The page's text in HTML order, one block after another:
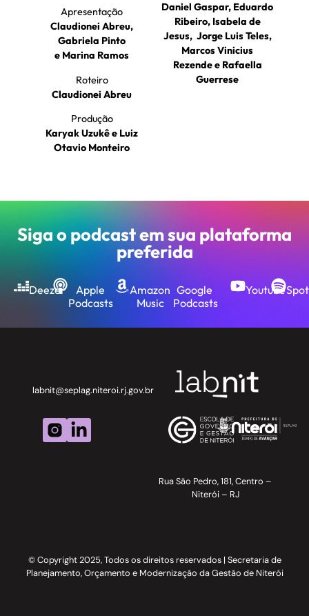
Apresentação
Claudionei Abreu,
Gabriela Pinto
e Marina Ramos
Roteiro
Claudionei Abreu
Produção
Karyak Uzukê e Luiz
Otavio Monteiro
Daniel Gaspar, Eduardo
Ribeiro, Isabela de
Jesus, Jorge Luis Teles,
Marcos Vinicius
Rezende e Rafaella
Guerrese
Siga o podcast em sua plataforma
preferida
Deezer
Apple
Podcasts
Amazon
Music
Google
Podcasts
Youtube
Rua São Pedro, 181, Centro –
Niterói – RJ
labnit@seplag.niteroi.rj.gov.br
© Copyright 2025, Todos os direitos reservados | Secretaria de
Planejamento, Orçamento e Modernização da Gestão de Niterói